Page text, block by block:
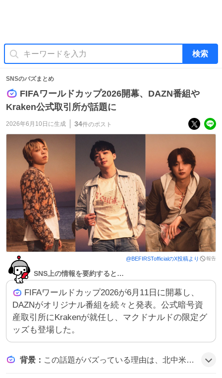
検索
SNSのバズまとめ
FIFAワールドカップ2026開幕、DAZN番組や
Kraken公式取引所が話題に
2026年6月10日 に生成 34件のポスト
@BEFIRSTofficialのX投稿より 報告
SNS上の情報を要約すると…
FIFAワールドカップ2026が6月11日に開幕し、
DAZNがオリジナル番組を続々と発表。公式暗号資
産取引所にKrakenが就任し、マクドナルドの限定グ
ッズも登場した。
背景 ： この話題がバズっている理由は、北中米で初めて3カ国共同開催という規模の大きさに加え、DAZNの独占配信やオリジナル番組、暗号資産取引所の参入といった新要素が加わり、ファンの期待感が高まったためとみられる。